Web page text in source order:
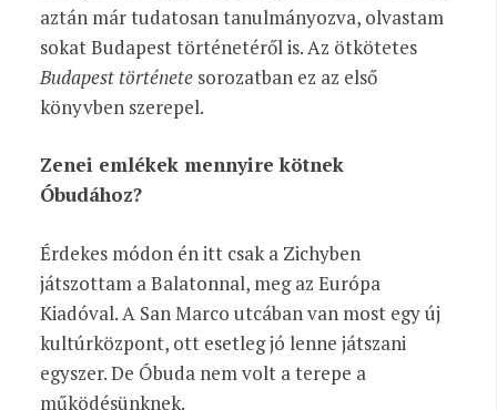
aztán már tudatosan tanulmányozva, olvastam
sokat Budapest történetéről is. Az ötkötetes
Budapest történetesorozatban ez az első
könyvben szerepel.
Zenei emlékek mennyire kötnek
Óbudához?
Érdekes módon én itt csak a Zichyben
játszottam a Balatonnal, meg az Európa
Kiadóval. A San Marco utcában van most egy új
kultúrközpont, ott esetleg jó lenne játszani
egyszer. De Óbuda nemvolt a terepe a
működésünknek.